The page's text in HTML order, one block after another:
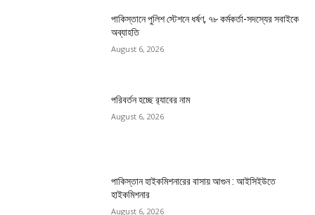
পাকিস্তানে পুলিশ স্টেশনে ধর্ষণ, ৭৮ কর্মকর্তা-সদস্যের সবাইকে
অব্যাহতি
August 6, 2026
পরিবর্তন হচ্ছে র‌্যাবের নাম
August 6, 2026
পাকিস্তান হাইকমিশনারের বাসায় আগুন : আইসিইউতে
হাইকমিশনার
August 6, 2026